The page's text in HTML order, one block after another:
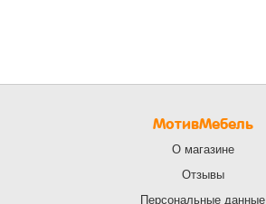
МотивМебель
О магазине
Отзывы
Персональные данные